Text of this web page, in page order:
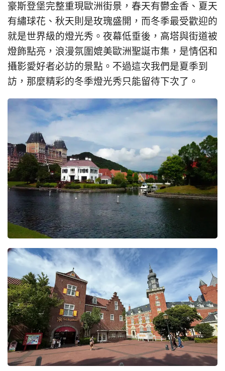
豪斯登堡完整重現歐洲街景，春天有鬱金香、夏天
有繡球花、秋天則是玫瑰盛開，而冬季最受歡迎的
就是世界級的燈光秀。夜幕低垂後，高塔與街道被
燈飾點亮，浪漫氛圍媲美歐洲聖誕市集，是情侶和
攝影愛好者必訪的景點。不過這次我們是夏季到
訪，那麼精彩的冬季燈光秀只能留待下次了。